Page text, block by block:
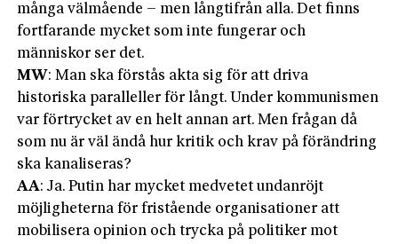
många välmående – men långtifrån alla. Det finns
fortfarande mycket som inte fungerar och
människor ser det.
MW: Man ska förstås akta sig för att driva
historiska paralleller för långt. Under kommunismen
var förtrycket av en helt annan art. Men frågan då
som nu är väl ändå hur kritik och krav på förändring
ska kanaliseras?
AA: Ja. Putin har mycket medvetet undanröjt
möjligheterna för fristående organisationer att
mobilisera opinion och trycka på politiker mot